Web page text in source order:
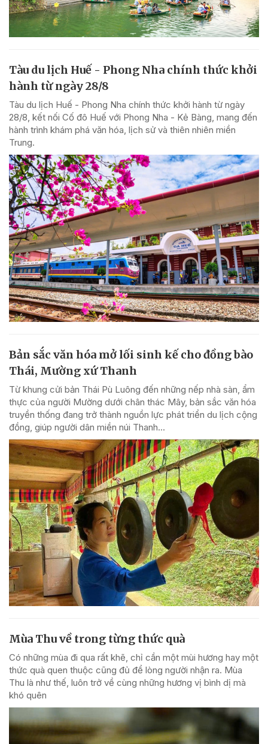
Tàu du lịch Huế - Phong Nha chính thức khởi
hành từ ngày 28/8
Tàu du lịch Huế - Phong Nha chính thức khởi hành từ ngày
28/8, kết nối Cố đô Huế với Phong Nha - Kẻ Bàng, mang đến
hành trình khám phá văn hóa, lịch sử và thiên nhiên miền
Trung.
Bản sắc văn hóa mở lối sinh kế cho đồng bào
Thái, Mường xứ Thanh
Từ khung cửi bản Thái Pù Luông đến những nếp nhà sàn, ẩm
thực của người Mường dưới chân thác Mây, bản sắc văn hóa
truyền thống đang trở thành nguồn lực phát triển du lịch cộng
đồng, giúp người dân miền núi Thanh...
Mùa Thu về trong từng thức quà
Có những mùa đi qua rất khẽ, chỉ cần một mùi hương hay một
thức quà quen thuộc cũng đủ để lòng người nhận ra. Mùa
Thu là như thế, luôn trở về cùng những hương vị bình dị mà
khó quên